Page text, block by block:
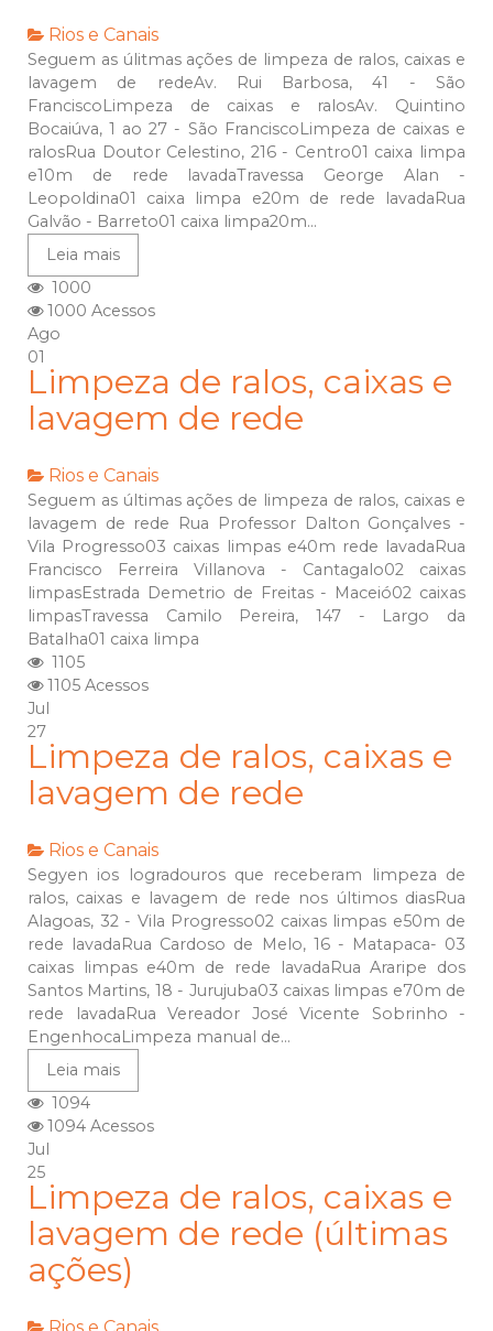
Rios e Canais
Seguem as úlitmas ações de limpeza de ralos, caixas e
lavagem de redeAv. Rui Barbosa, 41 - São
FranciscoLimpeza de caixas e ralosAv. Quintino
Bocaiúva, 1 ao 27 - São FranciscoLimpeza de caixas e
ralosRua Doutor Celestino, 216 - Centro01 caixa limpa
e10m de rede lavadaTravessa George Alan -
Leopoldina01 caixa limpa e20m de rede lavadaRua
Galvão - Barreto01 caixa limpa20m...
Leia mais
1000
1000 Acessos
Ago
01
Limpeza de ralos, caixas e
lavagem de rede
Rios e Canais
Seguem as últimas ações de limpeza de ralos, caixas e
lavagem de rede Rua Professor Dalton Gonçalves -
Vila Progresso03 caixas limpas e40m rede lavadaRua
Francisco Ferreira Villanova - Cantagalo02 caixas
limpasEstrada Demetrio de Freitas - Maceió02 caixas
limpasTravessa Camilo Pereira, 147 - Largo da
Batalha01 caixa limpa
1105
1105 Acessos
Jul
27
Limpeza de ralos, caixas e
lavagem de rede
Rios e Canais
Segyen ios logradouros que receberam limpeza de
ralos, caixas e lavagem de rede nos últimos diasRua
Alagoas, 32 - Vila Progresso02 caixas limpas e50m de
rede lavadaRua Cardoso de Melo, 16 - Matapaca- 03
caixas limpas e40m de rede lavadaRua Araripe dos
Santos Martins, 18 - Jurujuba03 caixas limpas e70m de
rede lavadaRua Vereador José Vicente Sobrinho -
EngenhocaLimpeza manual de...
Leia mais
1094
1094 Acessos
Jul
25
Limpeza de ralos, caixas e
lavagem de rede (últimas
ações)